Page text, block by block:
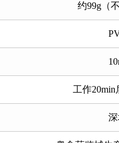
约99g（
工作
深